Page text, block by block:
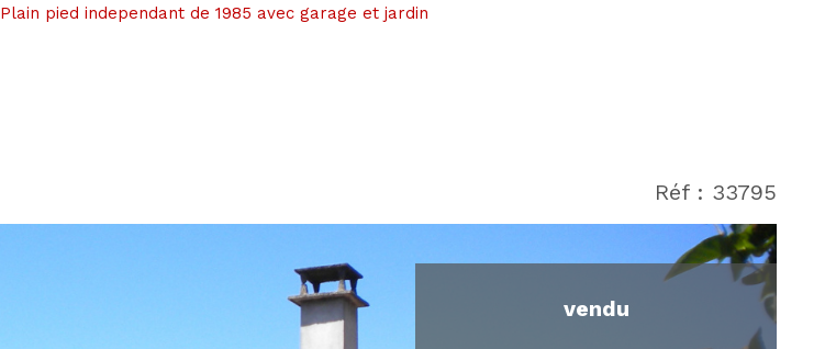
Plain pied independant de 1985 avec garage et jardin
Réf : 33795
vendu